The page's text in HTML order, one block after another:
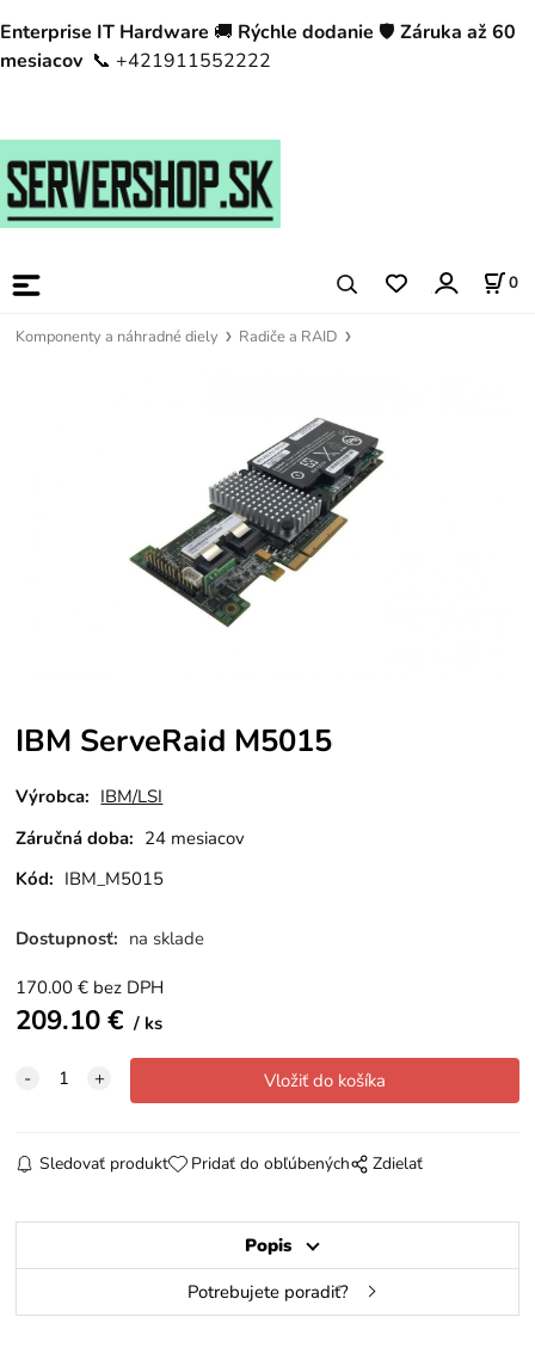
Enterprise IT Hardware 🚚 Rýchle dodanie 🛡️ Záruka až 60
mesiacov 📞 +421911552222
0
Komponenty a náhradné diely Radiče a RAID
IBM ServeRaid M5015
Výrobca: IBM/LSI
Záručná doba: 24 mesiacov
Kód: IBM_M5015
Dostupnosť: na sklade
170.00 € bez DPH
209.10€ ks
Sledovať produkt Pridať do obľúbených Zdielať
Popis
Potrebujete poradiť?